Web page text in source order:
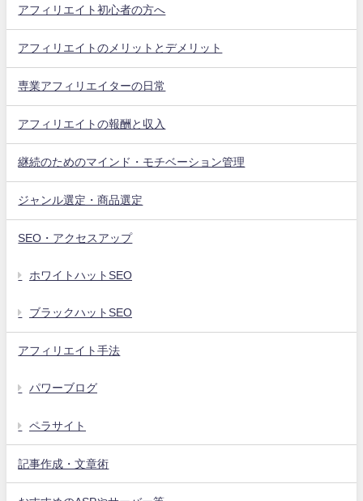
アフィリエイト初心者の方へ
アフィリエイトのメリットとデメリット
専業アフィリエイターの日常
アフィリエイトの報酬と収入
継続のためのマインド・モチベーション管理
ジャンル選定・商品選定
SEO・アクセスアップ
ホワイトハットSEO
ブラックハットSEO
アフィリエイト手法
パワーブログ
ペラサイト
記事作成・文章術